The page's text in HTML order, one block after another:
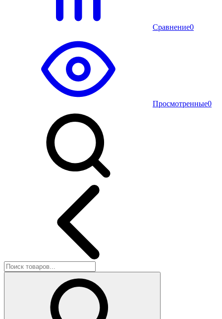
Сравнение0
Просмотренные0